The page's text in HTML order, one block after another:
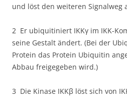
und löst den weiteren Signalweg
2 Er ubiquitiniert IKKγ im IKK-
seine Gestalt ändert. (Bei der
Protein das Protein Ubiquitin
Abbau freigegeben wird.)
3 Die Kinase IKKβ löst sich von